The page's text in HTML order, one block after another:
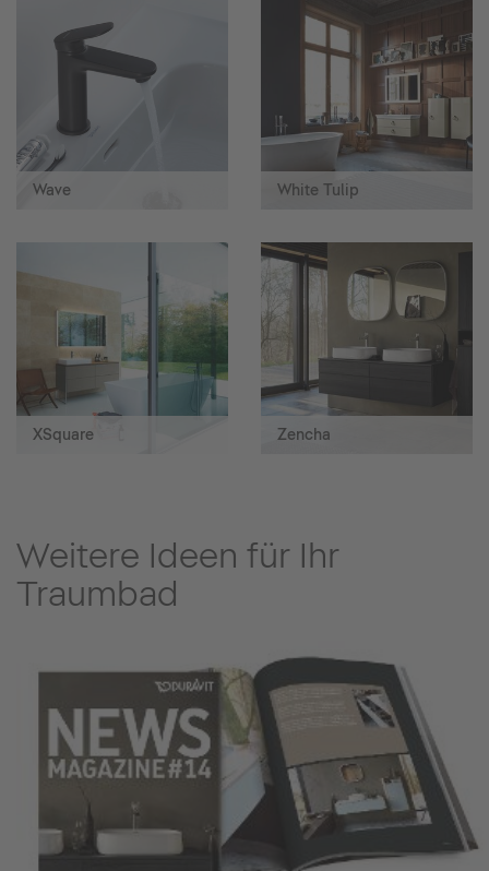
Wave White Tulip
XSquare Zencha
Weitere Ideen für Ihr
Traumbad